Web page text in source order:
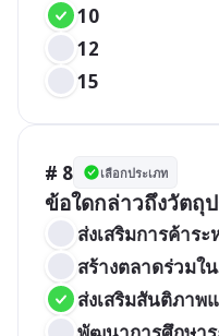
10
12
15
# 8 เลือกประเภท
ข้อใดกล่าวถึงวัตถุ
ส่งเสริมการค้าระ
สร้างตลาดร่วมใ
ส่งเสริมสันติภาพ